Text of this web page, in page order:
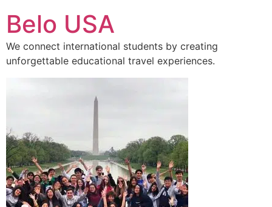
para
conteúdo
Belo USA
We connect international students by creating
unforgettable educational travel experiences.